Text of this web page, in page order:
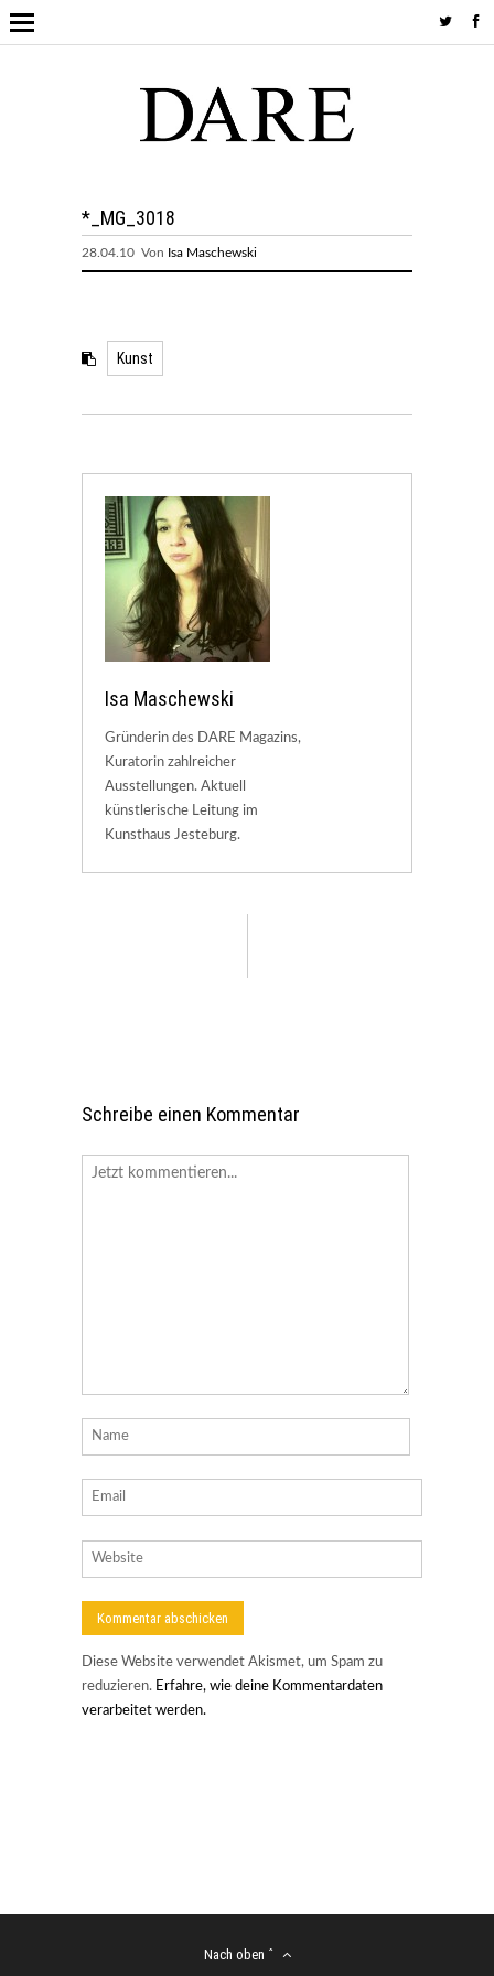
*_MG_3018
28.04.10 Von Isa Maschewski
Kunst
Isa Maschewski
Gründerin des DARE Magazins,
Kuratorin zahlreicher
Ausstellungen. Aktuell
künstlerische Leitung im
Kunsthaus Jesteburg.
Schreibe einen Kommentar
Diese Website verwendet Akismet, um Spam zu
reduzieren. Erfahre, wie deine Kommentardaten
verarbeitet werden.
Nach oben ˆ